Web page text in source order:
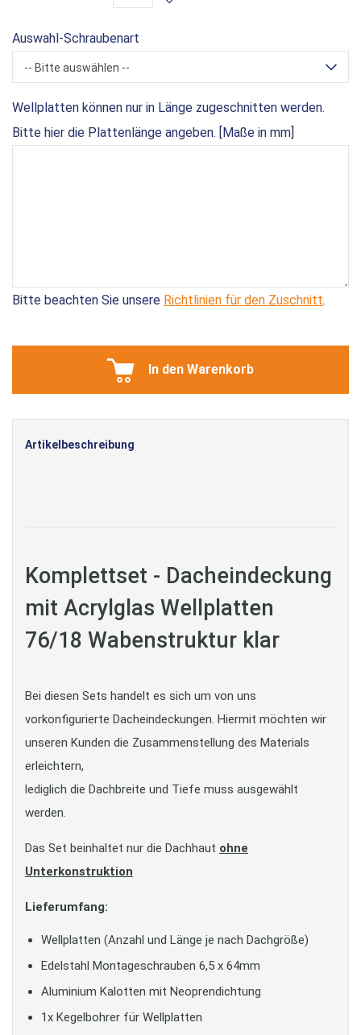
Auswahl-Schraubenart
-- Bitte auswählen --
Wellplatten können nur in Länge zugeschnitten werden.
Bitte hier die Plattenlänge angeben. [Maße in mm]
Bitte beachten Sie unsere Richtlinien für den Zuschnitt.
In den Warenkorb
Artikelbeschreibung
Komplettset - Dacheindeckung
mit Acrylglas Wellplatten
76/18 Wabenstruktur klar
Bei diesen Sets handelt es sich um von uns
vorkonfigurierte Dacheindeckungen. Hiermit möchten wir
unseren Kunden die Zusammenstellung des Materials
erleichtern,
lediglich die Dachbreite und Tiefe muss ausgewählt
werden.
Das Set beinhaltet nur die Dachhaut ohne
Unterkonstruktion
Lieferumfang:
Wellplatten (Anzahl und Länge je nach Dachgröße)
Edelstahl Montageschrauben 6,5 x 64mm
Aluminium Kalotten mit Neoprendichtung
1x Kegelbohrer für Wellplatten